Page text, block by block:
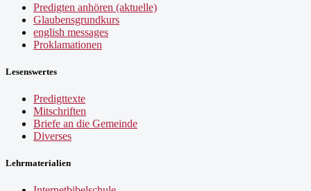
Predigten anhören (aktuelle)
Glaubensgrundkurs
english messages
Proklamationen
Lesenswertes
Predigttexte
Mitschriften
Briefe an die Gemeinde
Diverses
Lehrmaterialien